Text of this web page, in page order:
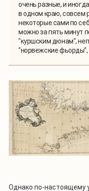
очень разные, и
в одном краю, совсем
некоторые сами по
можно за пять минут
"куршским дюнам",
"норвежские фьорды",
Однако по-настоящему